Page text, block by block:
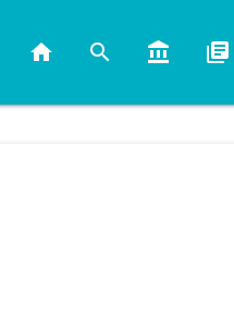
home search account_balance library_books